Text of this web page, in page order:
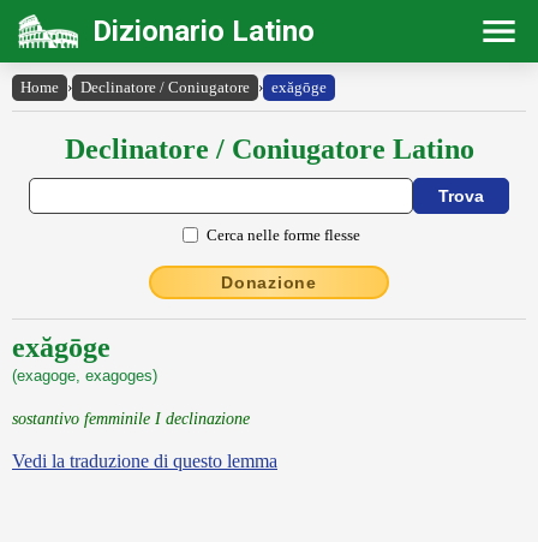
Dizionario Latino
Home › Declinatore / Coniugatore › exăgōge
Declinatore / Coniugatore Latino
Cerca nelle forme flesse
Donazione
exăgōge
(exagoge, exagoges)
sostantivo femminile I declinazione
Vedi la traduzione di questo lemma